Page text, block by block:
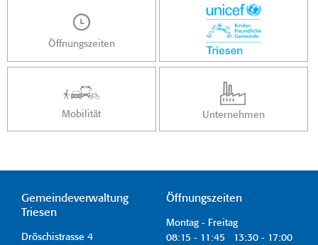
Öffnungszeiten
Mobilität Unternehmen
Gemeindeverwaltung
Triesen
Dröschistrasse 4
Öffnungszeiten
Montag - Freitag
08:15 - 11:45 13:30 - 17:00